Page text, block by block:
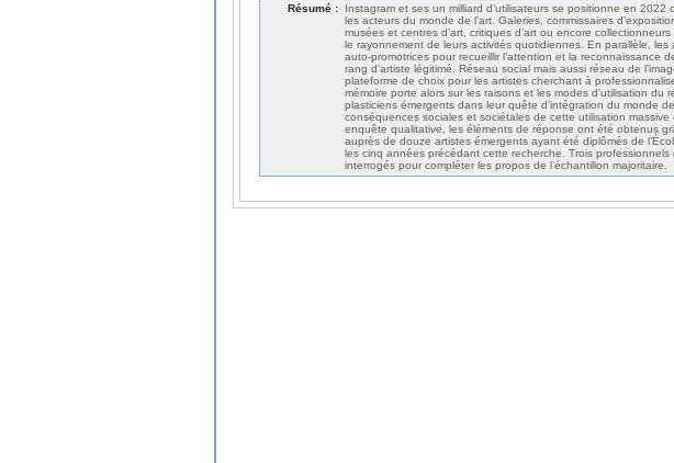
Résumé :
Instagram et ses un milliard d’utilisateurs se positionne en 2022
les acteurs du monde de l’art. Galeries, commissaires
musées et centres d’art, critiques d’art ou encore
le rayonnement de leurs activités quotidiennes. En parallèle, les
auto-promotrices pour recueillir l’attention et la reconnaissance
rang d’artiste légitimé. Réseau social mais aussi réseau de
plateforme de choix pour les artistes cherchant à
mémoire porte alors sur les raisons et les modes d’utilisation du
plasticiens émergents dans leur quête d’intégration du monde
conséquences sociales et sociétales de cette utilisation massive
enquête qualitative, les éléments de réponse ont été obtenus
auprès de douze artistes émergents ayant été diplômés de
les cinq années précédant cette recherche. Trois professionnels
interrogés pour compléter les propos de l’échantillon majoritaire.